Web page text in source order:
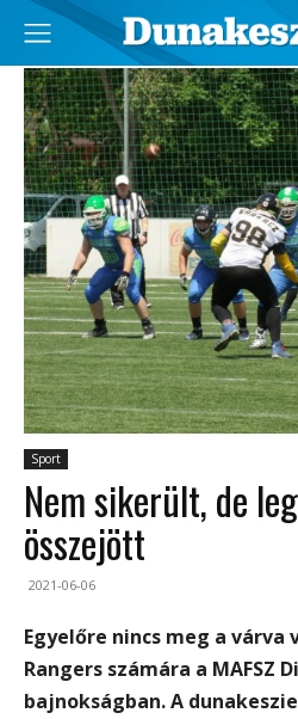
Sport
Nem sikerült, de
összejött
2021-06-06
Egyelőre nincs meg a várva
Rangers számára a MAFSZ
bajnokságban. A